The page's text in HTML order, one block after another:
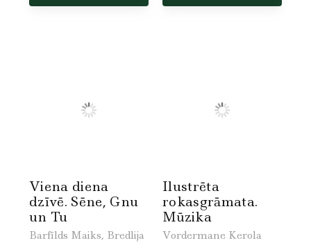
Viena diena
dzīvē. Sēne, Gnu
un Tu
Barfīlds Maiks, Bredlija
Ilustrēta
rokasgrāmata.
Mūzika
Vordermane Kerola